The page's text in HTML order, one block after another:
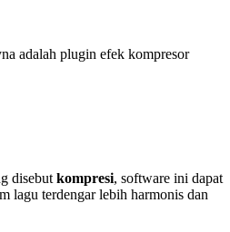
adalah plugin efek kompresor
disebut kompresi, software ini dapat
lagu terdengar lebih harmonis dan